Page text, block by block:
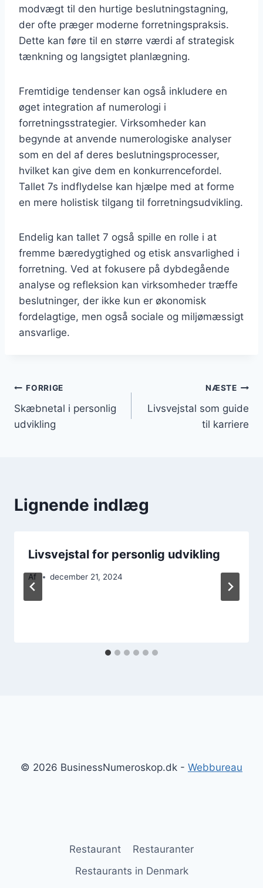
modvægt til den hurtige beslutningstagning,
der ofte præger moderne forretningspraksis.
Dette kan føre til en større værdi af strategisk
tænkning og langsigtet planlægning.
Fremtidige tendenser kan også inkludere en
øget integration af numerologi i
forretningsstrategier. Virksomheder kan
begynde at anvende numerologiske analyser
som en del af deres beslutningsprocesser,
hvilket kan give dem en konkurrencefordel.
Tallet 7s indflydelse kan hjælpe med at forme
en mere holistisk tilgang til forretningsudvikling.
Endelig kan tallet 7 også spille en rolle i at
fremme bæredygtighed og etisk ansvarlighed i
forretning. Ved at fokusere på dybdegående
analyse og refleksion kan virksomheder træffe
beslutninger, der ikke kun er økonomisk
fordelagtige, men også sociale og miljømæssigt
ansvarlige.
Indlægsnavigation
FORRIGE
Skæbnetal i personlig
udvikling
NÆSTE
Livsvejstal som guide
til karriere
Lignende indlæg
Livsvejstal for personlig udvikling
Af december 21, 2024
© 2026 BusinessNumeroskop.dk - Webbureau
Restaurant
Restauranter
Restaurants in Denmark